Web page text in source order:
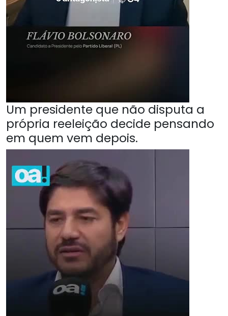
Um presidente que não disputa a
própria reeleição decide pensando
em quem vem depois.